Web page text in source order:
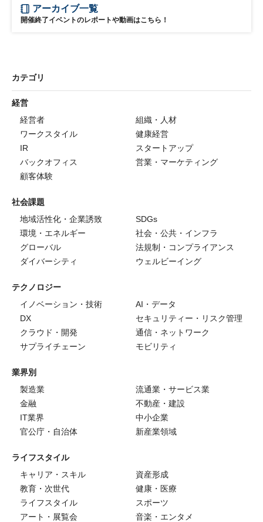
アーカイブ一覧
開催終了イベントのレポートや動画はこちら！
カテゴリ
経営
経営者
組織・人材
ワークスタイル
健康経営
IR
スタートアップ
バックオフィス
営業・マーケティング
顧客体験
社会課題
地域活性化・企業誘致
SDGs
環境・エネルギー
社会・公共・インフラ
グローバル
法規制・コンプライアンス
ダイバーシティ
ウェルビーイング
テクノロジー
イノベーション・技術
AI・データ
DX
セキュリティー・リスク管理
クラウド・開発
通信・ネットワーク
サプライチェーン
モビリティ
業界別
製造業
流通業・サービス業
金融
不動産・建設
IT業界
中小企業
官公庁・自治体
新産業領域
ライフスタイル
キャリア・スキル
資産形成
教育・次世代
健康・医療
ライフスタイル
スポーツ
アート・展覧会
音楽・エンタメ